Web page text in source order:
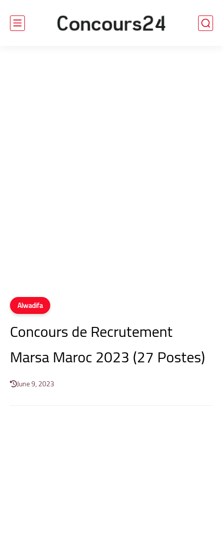
Alwadifa
Concours de Recrutement
Marsa Maroc 2023 (27 Postes)
June 9, 2023